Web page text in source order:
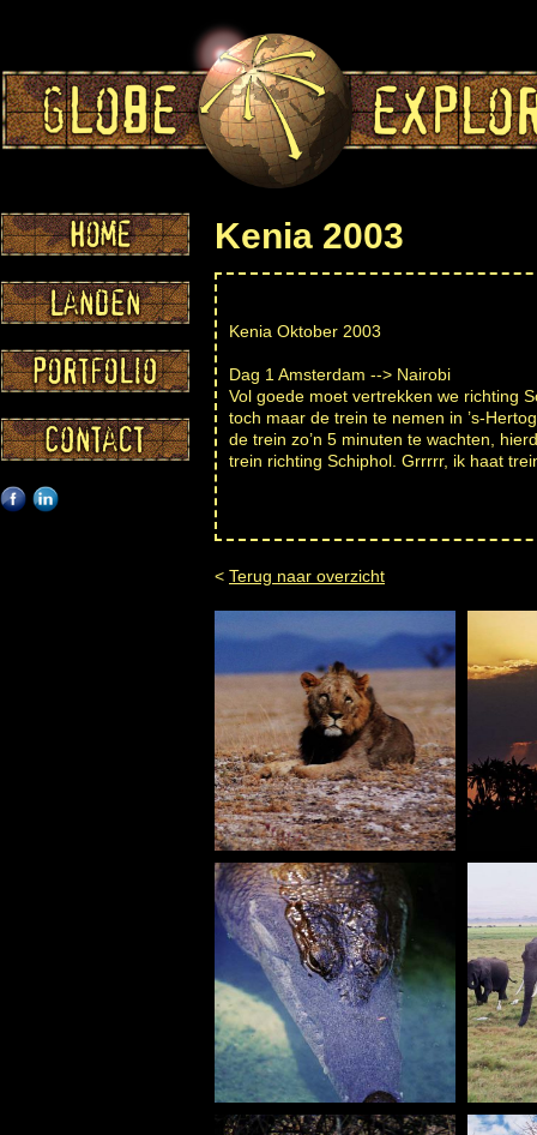
Kenia 2003
Kenia Oktober 2003
Dag 1 Amsterdam --> Nairobi
Vol goede moet vertrekken we richting
toch maar de trein te nemen in ’s-
de trein zo’n 5 minuten te wachten,
trein richting Schiphol. Grrrrr, ik haat
< Terug naar overzicht